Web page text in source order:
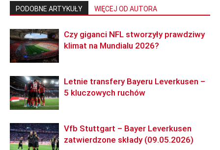
PODOBNE ARTYKUŁY WIĘCEJ OD AUTORA
Czy giganci NFL stworzyły prawdziwy
klimat na Mundialu 2026?
Letnie transfery Bayeru Leverkusen –
5 kluczowych ruchów
Vfb Stuttgart – Bayer Leverkusen
zatwierdzone składy (09.05.2026)